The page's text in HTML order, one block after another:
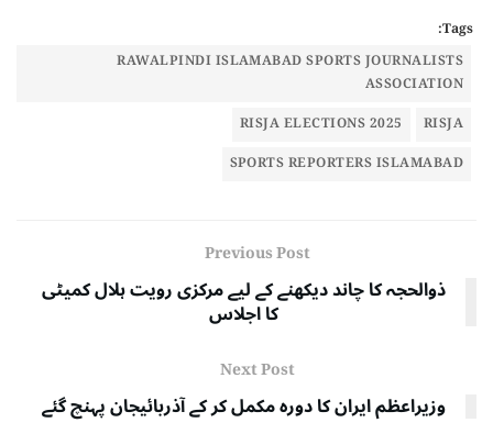
Tags:
RAWALPINDI ISLAMABAD SPORTS JOURNALISTS
ASSOCIATION
RISJA
RISJA ELECTIONS 2025
SPORTS REPORTERS ISLAMABAD
Previous Post
ذوالحجہ کا چاند دیکھنے کے لیے مرکزی رویت ہلال کمیٹی
کا اجلاس
Next Post
وزیراعظم ایران کا دورہ مکمل کر کے آذربائیجان پہنچ گئے